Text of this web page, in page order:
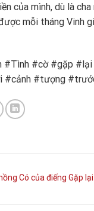
của mình, dù là
mỗi tháng Vinh
#Tình #cờ #gặp
#cảnh #tượng
Có của điếng Gặp lại